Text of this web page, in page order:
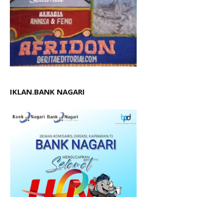
IKLAN.BANK NAGARI